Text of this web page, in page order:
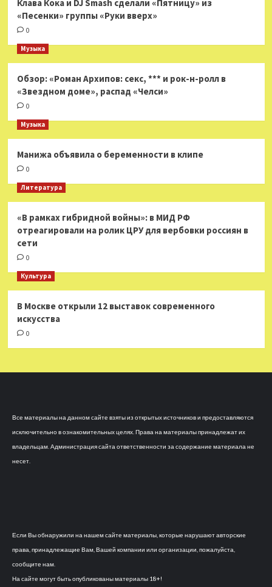
Клава Кока и DJ Smash сделали «Пятницу» из
«Песенки» группы «Руки вверх»
0
Музыка
Обзор: «Роман Архипов: секс, *** и рок-н-ролл в
«Звездном доме», распад «Челси»
0
Музыка
Манижа объявила о беременности в клипе
0
Литература
«В рамках гибридной войны»: в МИД РФ
отреагировали на ролик ЦРУ для вербовки россиян в
сети
0
Культура
В Москве открыли 12 выставок современного
искусства
0
Все материалы на данном сайте взяты из открытых источников и предоставляются
исключительно в ознакомительных целях. Права на материалы принадлежат их
владельцам. Администрация сайта ответственности за содержание материала не
несет.
Если Вы обнаружили на нашем сайте материалы, которые нарушают авторские
права, принадлежащие Вам, Вашей компании или организации, пожалуйста,
сообщите нам.
На сайте могут быть опубликованы материалы 18+!